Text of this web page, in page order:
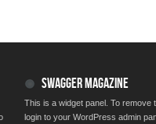
SWAGGER MAGAZINE
This is a widget panel. To remove
login to your WordPress admin